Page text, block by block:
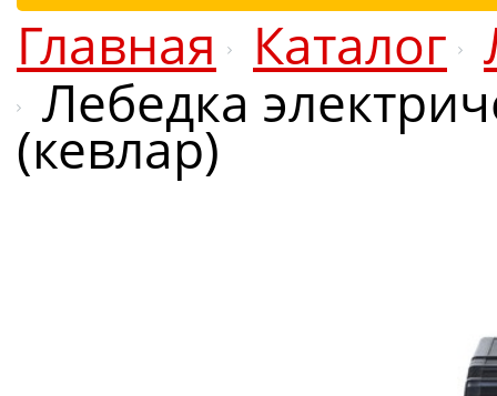
Главная Каталог
Лебедка
(кевлар)